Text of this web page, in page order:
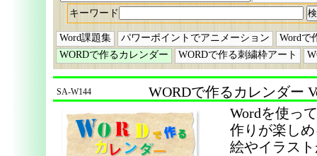
キーワード
Word課題集 パワーポイントでアニメーション
Wordで
WORDで作るカレンダー
WORDで作る刺繍枠アート
SA-W144 WORDで作るカレンダー
Wordを使っ
作りが楽し
絵やイラス